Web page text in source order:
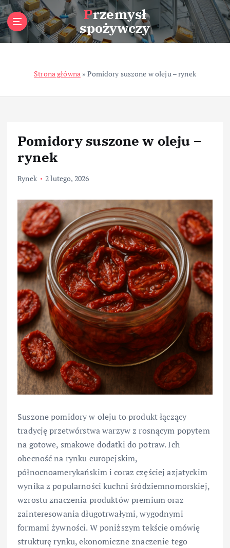
S
k
i
p
n
Przemysł
spożywczy
Strona główna »Pomidory suszone w oleju – rynek
Pomidory suszone w oleju –
rynek
Rynek 2 lutego, 2026
Suszone pomidory w oleju to produkt łączący
tradycję przetwórstwa warzyw z rosnącym popytem
na gotowe, smakowe dodatki do potraw. Ich
obecność na rynku europejskim,
północnoamerykańskim i coraz częściej azjatyckim
wynika z popularności kuchni śródziemnomorskiej,
wzrostu znaczenia produktów premium oraz
zainteresowania długotrwałymi, wygodnymi
formami żywności. W poniższym tekście omówię
strukturę rynku, ekonomiczne znaczenie tego